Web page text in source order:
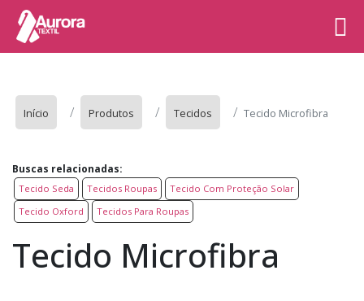
Início Produtos Tecidos Tecido Microfibra
Buscas relacionadas:
Tecido Seda Tecidos Roupas
Tecido Com Proteção Solar
Tecido Oxford
Tecidos Para Roupas
Tecido Microfibra